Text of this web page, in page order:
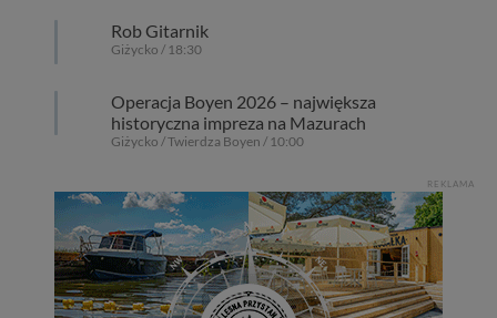
Rob Gitarnik
Giżycko / 18:30
Operacja Boyen 2026 – największa
historyczna impreza na Mazurach
Giżycko / Twierdza Boyen / 10:00
REKLAMA